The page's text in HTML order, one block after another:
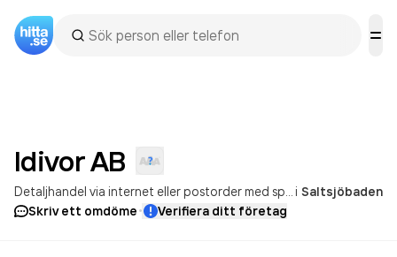
IdivorAB
i Saltsjöbaden
Skriv ett omdöme· Verifiera ditt företag